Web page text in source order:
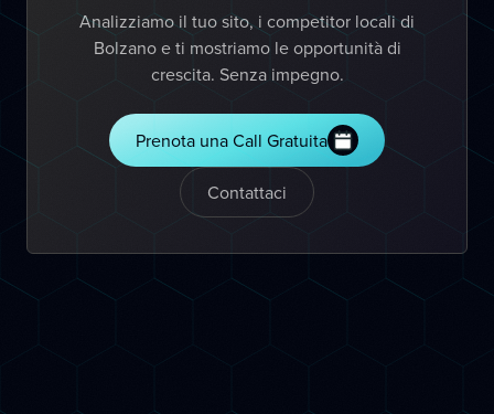
Analizziamo il tuo sito, i competitor locali di
Bolzano e ti mostriamo le opportunità di
crescita. Senza impegno.
Prenota una Call Gratuita
Contattaci